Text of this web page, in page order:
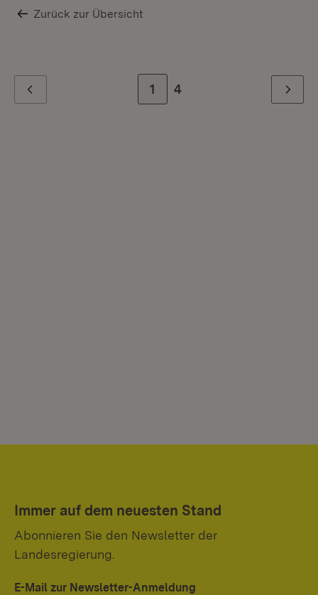
Zurück zur Übersicht
Zur Seite
1 Zur letzten Seite
4 Weiter
Immer auf dem neuesten Stand
Abonnieren Sie den Newsletter der
Landesregierung.
E-Mail zur Newsletter-Anmeldung